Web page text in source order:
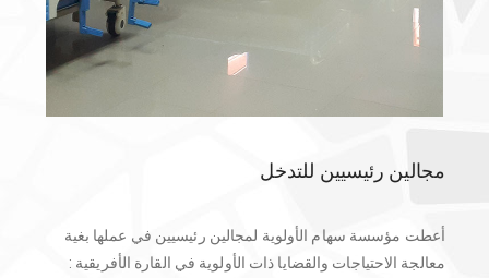
مجالين رئيسيين للتدخل
أعطت مؤسسة سهام الأولوية لمجالين رئيسيين في عملها بغية
معالجة الاحتياجات والقضايا ذات الأولوية في القارة الأفريقية :